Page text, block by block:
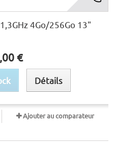
4Go/256Go 13"
€
Détails
Ajouter au comparateur